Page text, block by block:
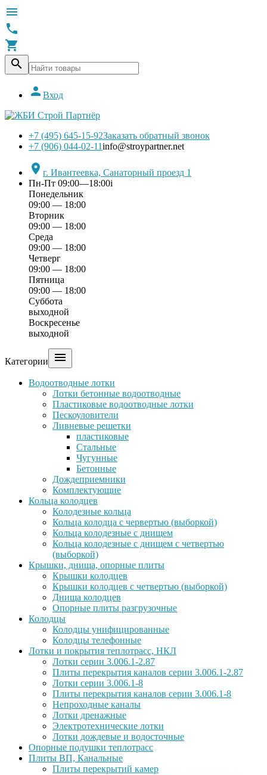




 Вход
+7 (495) 645-15-92Заказать обратный звонок
+7 (906) 044-02-11info@stroypartner.net
 г. Ивантеевка, Санаторный проезд 1
Пн-Пт 09:00—18:00i
Понедельник
09:00 — 18:00
Вторник
09:00 — 18:00
Среда
09:00 — 18:00
Четверг
09:00 — 18:00
Пятница
09:00 — 18:00
Суббота
выходной
Воскресенье
выходной
Категории 
Водоотводные лотки
Лотки бетонные водоотводные
Пластиковые водоотводные лотки
Пескоуловители
Ливневые решетки
пластиковые
Стальные
Чугунные
Бетонные
Дождеприемники
Комплектующие
Кольца колодцев
Колодезные кольца
Кольца колодца с червертью (выборкой)
Кольца колодезные с днищем
Кольца колодезные с днищем с четвертью
(выборкой)
Крышки, днища, опорные плиты
Крышки колодцев
Крышки колодцев с четвертью (выборкой)
Днища колодцев
Опорные плиты разгрузочные
Колодцы
Колодцы унифицированные
Колодцы телефонные
Лотки и покрытия теплотрасс, НКЛ
Лотки серии 3.006.1-2.87
Плиты перекрытия каналов серии 3.006.1-2.87
Лотки серии 3.006.1-8
Плиты перекрытия каналов серии 3.006.1-8
Непроходные каналы
Лотки дренажные
Электротехнические лотки
Лотки дождевые и водосточные
Опорные подушки теплотрасс
Плиты ВП, Канальные
Плиты перекрытий камер